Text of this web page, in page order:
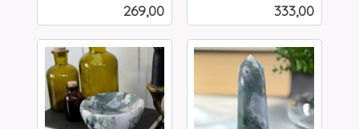
Pris
269,00 Pris
333,00